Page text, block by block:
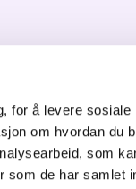
for å levere sosiale
om hvordan du
som
som de har samlet